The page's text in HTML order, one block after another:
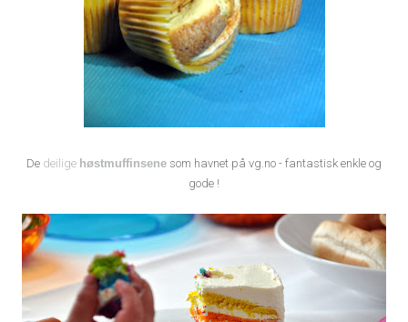
De deilige høstmuffinsene som havnet på vg.no - fantastisk enkle og
gode !